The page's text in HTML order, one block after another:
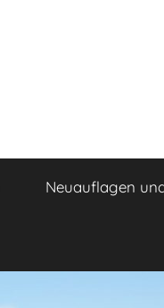
Neuauflagen